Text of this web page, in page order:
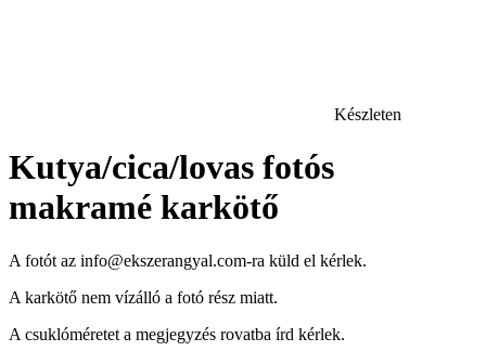
Készleten
Kutya/cica/lovas fotós
makramé karkötő
A fotót az info@ekszerangyal.com-ra küld el kérlek.
A karkötő nem vízálló a fotó rész miatt.
A csuklóméretet a megjegyzés rovatba írd kérlek.